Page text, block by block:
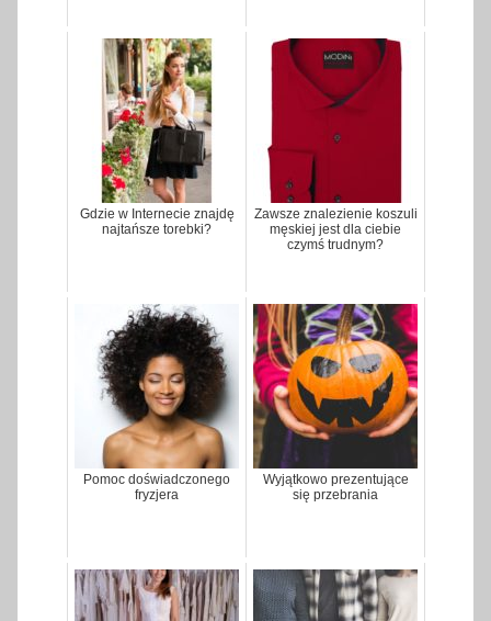
Gdzie w Internecie znajdę
najtańsze torebki?
Zawsze znalezienie koszuli
męskiej jest dla ciebie
czymś trudnym?
Pomoc doświadczonego
fryzjera
Wyjątkowo prezentujące
się przebrania